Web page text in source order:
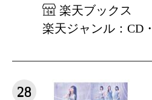
楽天ブックス
楽天ジャンル：CD
28